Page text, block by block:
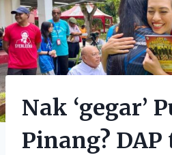
Nak ‘gegar’
Pinang?